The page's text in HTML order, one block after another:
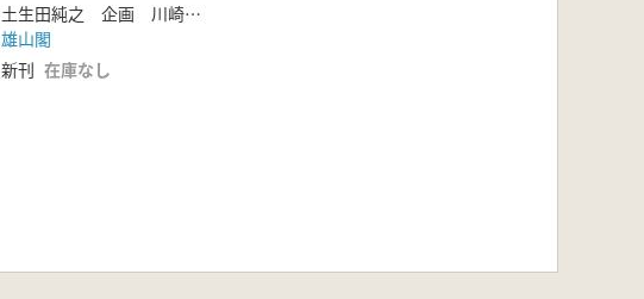
土生田純之 企画 川崎市民ミュージアム 編
雄山閣
新刊 在庫なし